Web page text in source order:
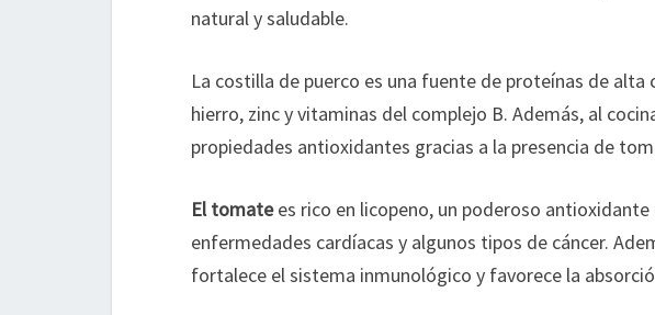
natural y saludable.
La costilla de puerco es una fuente de proteínas de
hierro, zinc y vitaminas del complejo B. Además, al
propiedades antioxidantes gracias a la presencia de
El tomatees rico en licopeno, un poderoso
enfermedades cardíacas y algunos tipos de cáncer.
fortalece el sistema inmunológico y favorece la